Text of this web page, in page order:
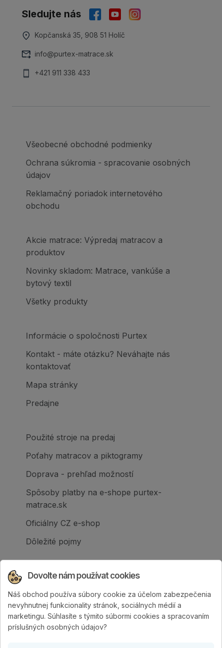
Sledujte nás
Kopčanská 35, 908 51 Holíč
info@purtex-matrace.sk
+421 911 338 433
Všeobecné obchodné podmienky
Ochrana súkromia - spracovanie osobných
údajov
Reklamačný poriadok internetového
obchodu
Akcie matrace: Výpredaj matracov a
produktov
Novinky skladom: Matrace, vankúše a
bytový textil
Všetky produkty
Informácie o spoločnosti Purtex
Kontakt - máte otázku? Neváhajte nás
kontaktovať
Mapa stránky
Predajne
Použité stroje na predaj
Poťahy matracov a piktogramy
Doprava - prehľad možností
Spôsoby platby na e-shope purtex-
matrace.sk
Oficiálny CZ e-shop
Dôležité pojmy
Spoločnosť PURTEX s.r.o., založená v roku
1995, je popredným slovenským výrobcom
postelí a klinicky hodnotených matracov.
Dovolte nám používat cookies
Náš obchod používa súbory cookie za účelom zabezpečenia
nevyhnutnej funkcionality stránok, sociálnych médií a
marketingu. Súhlasíte s týmito súbormi cookies a spracovaním
príslušných osobných údajov?